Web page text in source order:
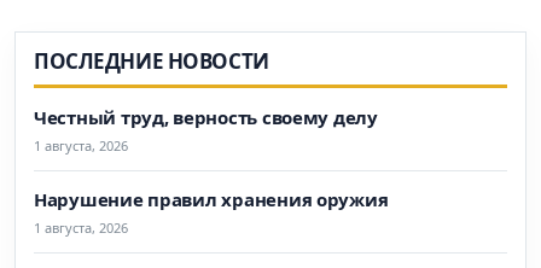
ПОСЛЕДНИЕ НОВОСТИ
Честный труд, верность своему делу
1 августа, 2026
Нарушение правил хранения оружия
1 августа, 2026